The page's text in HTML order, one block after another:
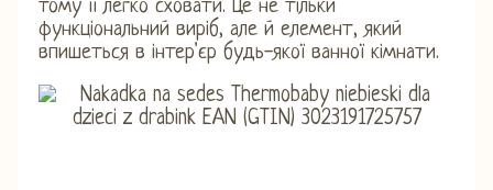
тому її легко сховати. Це не тільки
функціональний виріб, але й елемент, який
впишеться в інтер'єр будь-якої ванної кімнати.